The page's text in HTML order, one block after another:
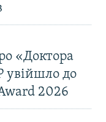
«Доктора
увійшло до
2026